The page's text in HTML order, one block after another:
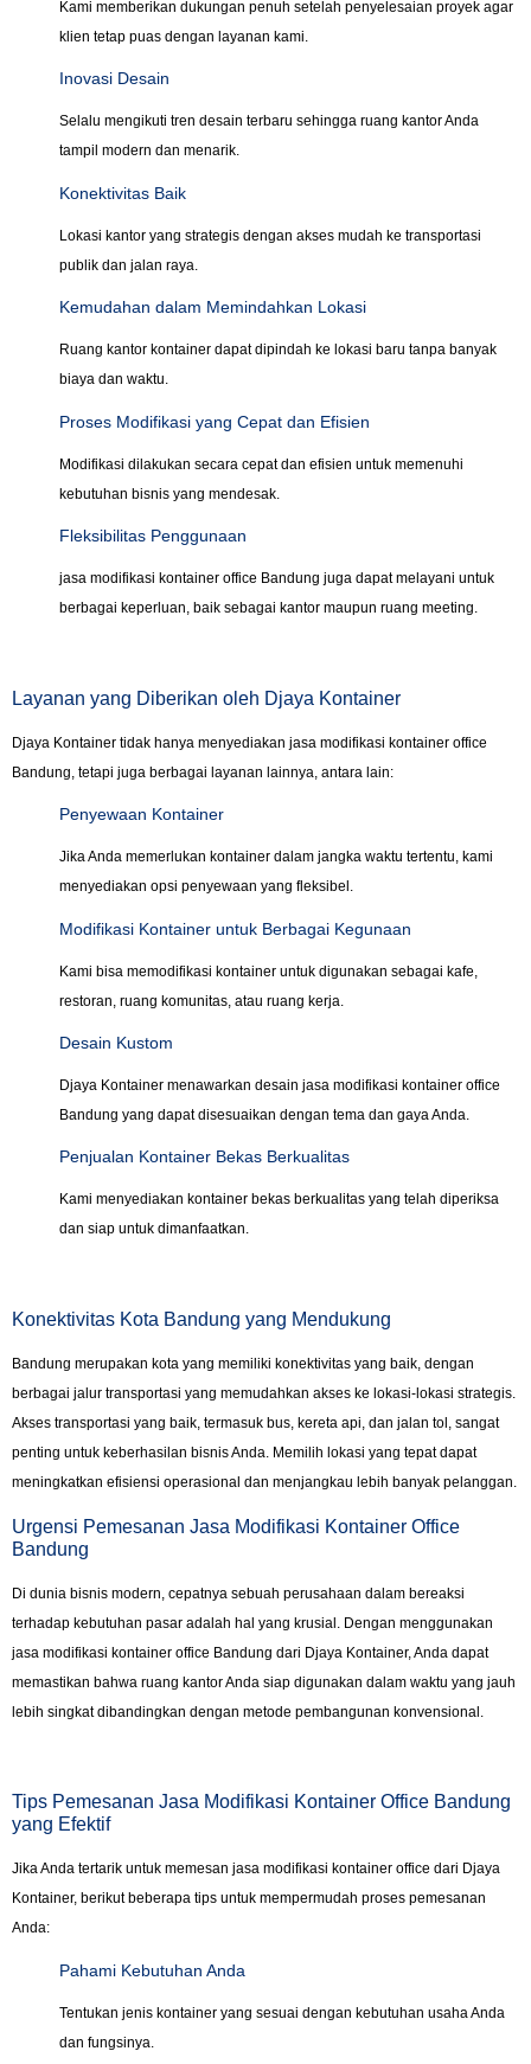
Kami memberikan dukungan penuh setelah penyelesaian proyek agar
klien tetap puas dengan layanan kami.
Inovasi Desain
Selalu mengikuti tren desain terbaru sehingga ruang kantor Anda
tampil modern dan menarik.
Konektivitas Baik
Lokasi kantor yang strategis dengan akses mudah ke transportasi
publik dan jalan raya.
Kemudahan dalam Memindahkan Lokasi
Ruang kantor kontainer dapat dipindah ke lokasi baru tanpa banyak
biaya dan waktu.
Proses Modifikasi yang Cepat dan Efisien
Modifikasi dilakukan secara cepat dan efisien untuk memenuhi
kebutuhan bisnis yang mendesak.
Fleksibilitas Penggunaan
jasa modifikasi kontainer office Bandung juga dapat melayani untuk
berbagai keperluan, baik sebagai kantor maupun ruang meeting.
Layanan yang Diberikan oleh Djaya Kontainer
Djaya Kontainer tidak hanya menyediakan jasa modifikasi kontainer office
Bandung, tetapi juga berbagai layanan lainnya, antara lain:
Penyewaan Kontainer
Jika Anda memerlukan kontainer dalam jangka waktu tertentu, kami
menyediakan opsi penyewaan yang fleksibel.
Modifikasi Kontainer untuk Berbagai Kegunaan
Kami bisa memodifikasi kontainer untuk digunakan sebagai kafe,
restoran, ruang komunitas, atau ruang kerja.
Desain Kustom
Djaya Kontainer menawarkan desain jasa modifikasi kontainer office
Bandung yang dapat disesuaikan dengan tema dan gaya Anda.
Penjualan Kontainer Bekas Berkualitas
Kami menyediakan kontainer bekas berkualitas yang telah diperiksa
dan siap untuk dimanfaatkan.
Konektivitas Kota Bandung yang Mendukung
Bandung merupakan kota yang memiliki konektivitas yang baik, dengan
berbagai jalur transportasi yang memudahkan akses ke lokasi-lokasi strategis.
Akses transportasi yang baik, termasuk bus, kereta api, dan jalan tol, sangat
penting untuk keberhasilan bisnis Anda. Memilih lokasi yang tepat dapat
meningkatkan efisiensi operasional dan menjangkau lebih banyak pelanggan.
Urgensi Pemesanan Jasa Modifikasi Kontainer Office
Bandung
Di dunia bisnis modern, cepatnya sebuah perusahaan dalam bereaksi
terhadap kebutuhan pasar adalah hal yang krusial. Dengan menggunakan
jasa modifikasi kontainer office Bandung dari Djaya Kontainer, Anda dapat
memastikan bahwa ruang kantor Anda siap digunakan dalam waktu yang jauh
lebih singkat dibandingkan dengan metode pembangunan konvensional.
Tips Pemesanan Jasa Modifikasi Kontainer Office Bandung
yang Efektif
Jika Anda tertarik untuk memesan jasa modifikasi kontainer office dari Djaya
Kontainer, berikut beberapa tips untuk mempermudah proses pemesanan
Anda:
Pahami Kebutuhan Anda
Tentukan jenis kontainer yang sesuai dengan kebutuhan usaha Anda
dan fungsinya.